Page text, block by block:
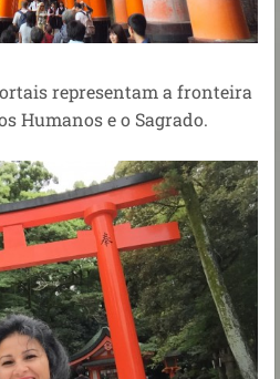
representam a fronteira
Humanos e o Sagrado.